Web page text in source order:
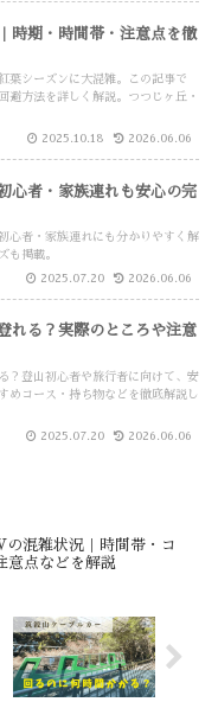
時期・時間帯・注意点を徹
葉シーズンに大混雑。この記事で
避方法を詳しく解説。つつじヶ丘・
2025.10.18 2026.06.06
心者・家族連れも安心の完
心者・家族連れにも分かりやすく解
も掲載。
2025.07.20 2026.06.06
れる？実際のところや注意
？登山初心者や旅行者に向けて、安
めコース・持ち物などを徹底解説し
2025.07.20 2026.06.06
の混雑状況｜時間帯・コ
意点などを解説